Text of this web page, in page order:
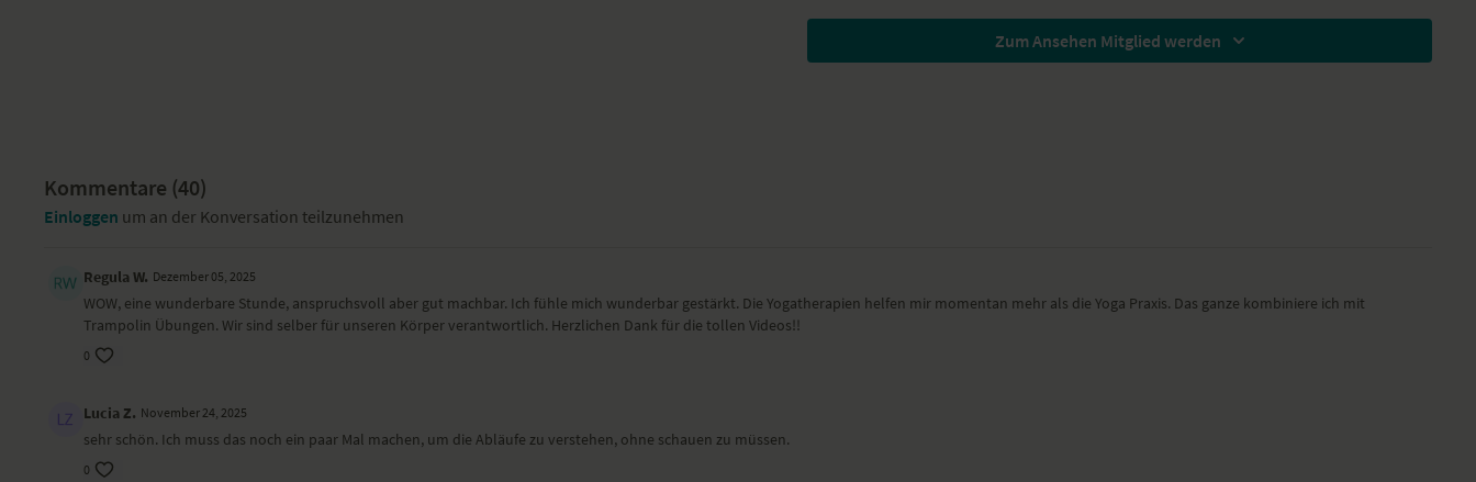
Feueratmung – Kapalabhati
Dreieck – Trikonasana
gedrehtes Dreieck – Parivrtta Trikonasana
Zum Ansehen Mitglied werden
Kommentare (40)
Einloggen um an der Konversation teilzunehmen
Regula W. Dezember 05, 2025
WOW, eine wunderbare Stunde, anspruchsvoll aber gut machbar. Ich fühle mich wunderbar gestärkt. Die Yogatherapien helfen mir momentan mehr als die Yoga Praxis. Das ganze kombiniere ich mit
Trampolin Übungen. Wir sind selber für unseren Körper verantwortlich. Herzlichen Dank für die tollen Videos!!
0
Lucia Z. November 24, 2025
sehr schön. Ich muss das noch ein paar Mal machen, um die Abläufe zu verstehen, ohne schauen zu müssen.
0